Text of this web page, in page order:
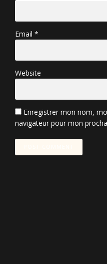
Email *
Website
Enregistrer mon nom,
navigateur pour mon